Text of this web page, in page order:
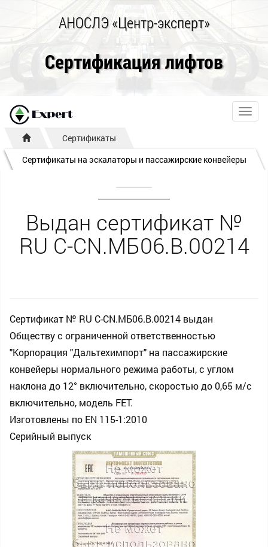
АНОСЛЭ «Центр-эксперт»
Сертификация лифтов
Сертификаты
Сертификаты на эскалаторы и пассажирские конвейеры
Выдан сертификат №
RU С-CN.МБ06.B.00214
Сертификат № RU С-CN.МБ06.B.00214 выдан
Обществу с ограниченной ответственностью
"Корпорация "Дальтехимпорт" на пассажирские
конвейеры нормального режима работы, с углом
наклона до 12° включительно, скоростью до 0,65 м/с
включительно, модель FET.
Изготовлены по EN 115-1:2010
Серийный выпуск